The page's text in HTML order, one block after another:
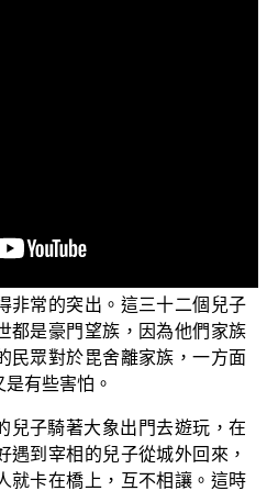
三十二個兒子，每一個兒子都
高大雄偉、身強力壯；他們站
非常的突出。這三十二個兒子
都是豪門望族，因為他們家族
民眾對於毘舍離家族，一方面
有些害怕。
兒子騎著大象出門去遊玩，在
遇到宰相的兒子從城外回來，
就卡在橋上，互不相讓。這時